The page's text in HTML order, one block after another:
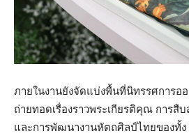
ภายในงานยังจัดแบ่งพื้นที่นิทรรศการอ
ถ่ายทอดเรื่องราวพระเกียรติคุณ การสื
และการพัฒนางานหัตถศิลป์ไทยของทั้ง